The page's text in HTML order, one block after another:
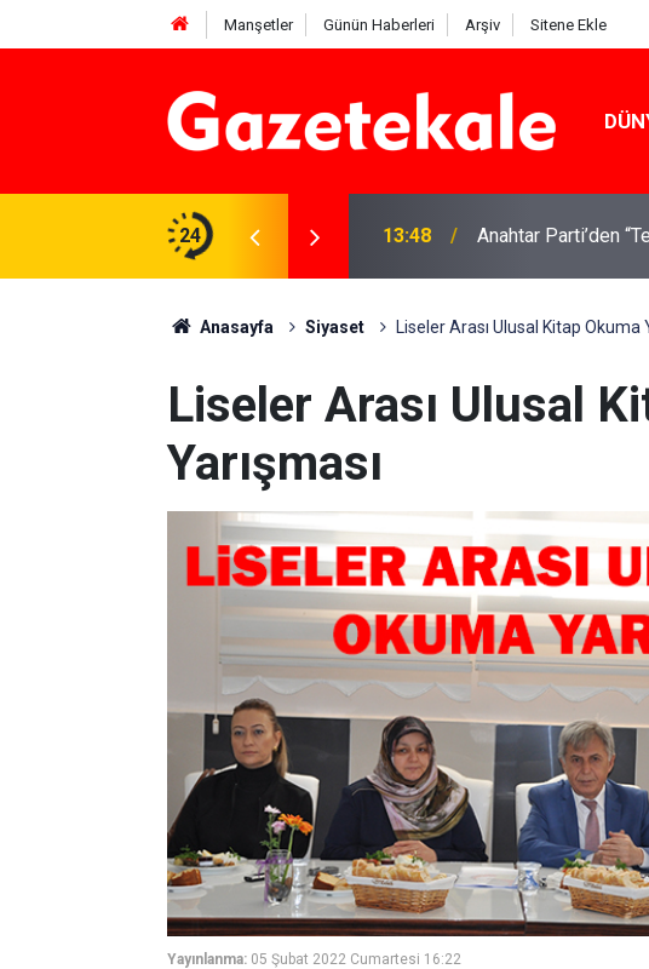
Manşetler Günün Haberleri Arşiv Sitene Ekle
24
Beyaz Listeden aday 13:48 Anahtar Parti’den
Anasayfa Siyaset Liseler Arası Ulusal Kitap Okuma
Liseler Arası Ulusal
Yarışması
Yayınlanma: 05 Şubat 2022 Cumartesi 16:22